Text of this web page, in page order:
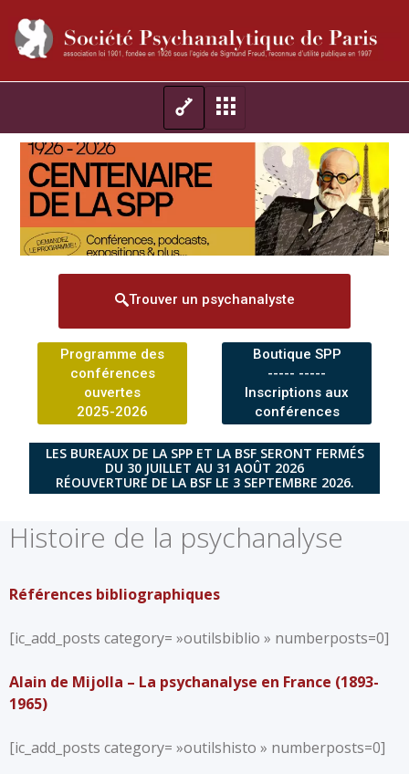
Trouver un psychanalyste
Programme des
conférences
ouvertes
2025-2026
Boutique SPP
----- -----
Inscriptions aux
conférences
LES BUREAUX DE LA SPP ET LA BSF SERONT FERMÉS
DU 30 JUILLET AU 31 AOÛT 2026
RÉOUVERTURE DE LA BSF LE 3 SEPTEMBRE 2026.
Histoire de la psychanalyse
Références bibliographiques
[ic_add_posts category= »outilsbiblio » numberposts=0]
Alain de Mijolla – La psychanalyse en France (1893-
1965)
[ic_add_posts category= »outilshisto » numberposts=0]